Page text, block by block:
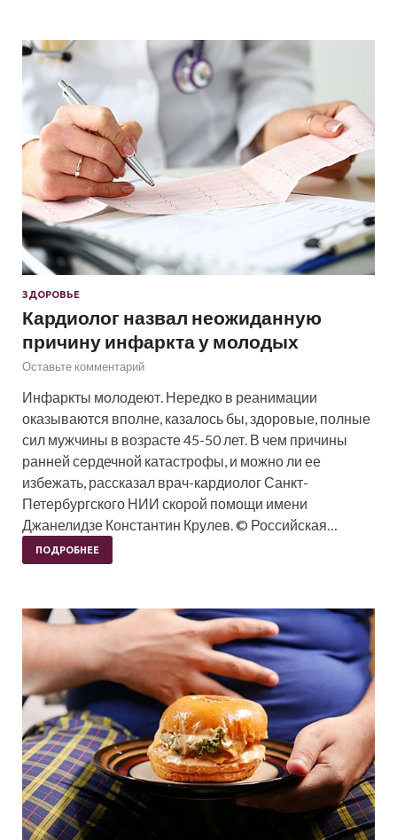
ЗДОРОВЬЕ
Кардиолог назвал неожиданную
причину инфаркта у молодых
Оставьте комментарий
Инфаркты молодеют. Нередко в реанимации
оказываются вполне, казалось бы, здоровые, полные
сил мужчины в возрасте 45-50 лет. В чем причины
ранней сердечной катастрофы, и можно ли ее
избежать, рассказал врач-кардиолог Санкт-
Петербургского НИИ скорой помощи имени
Джанелидзе Константин Крулев. © Российская…
ПОДРОБНЕЕ